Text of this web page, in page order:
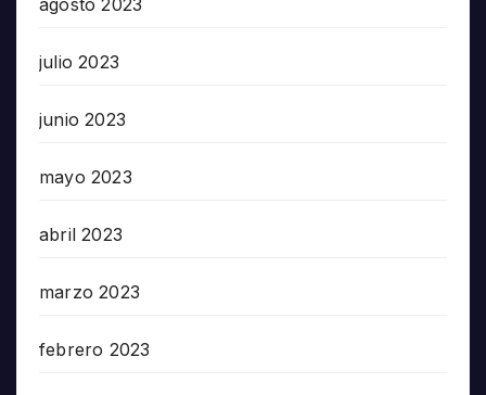
agosto 2023
julio 2023
junio 2023
mayo 2023
abril 2023
marzo 2023
febrero 2023